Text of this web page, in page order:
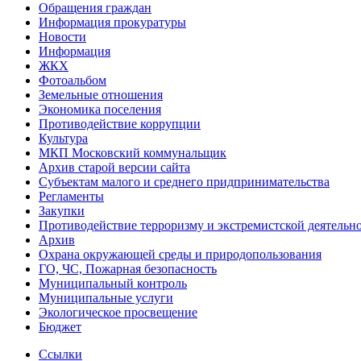
Обращeния граждaн
Информация прокуратуры
Новости
Информация
ЖКХ
Фотоальбом
Земельные отношения
Экономика поселения
Противодействие коррупции
Культура
МКП Московский коммунальщик
Архив старой версии сайта
Субъектам малого и среднего придпринимательства
Регламенты
Закупки
Противодействие терроризму и экстремистской
Архив
Охрана окружающей среды и природопользования
ГО, ЧС, Пожарная безопасность
Муниципальный контроль
Муниципальные услуги
Экологическое просвещение
Бюджет
Ссылки